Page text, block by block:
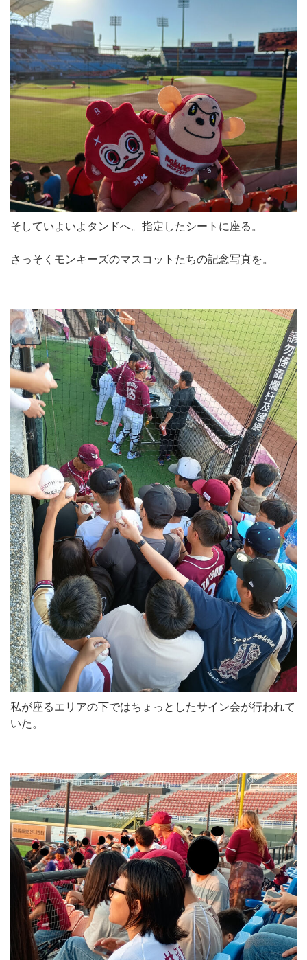
そしていよいよタンドへ。指定したシートに座る。
さっそくモンキーズのマスコットたちの記念写真を。
私が座るエリアの下ではちょっとしたサイン会が行われて
いた。